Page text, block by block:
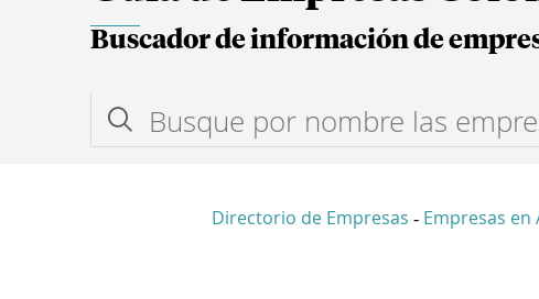
Buscador de información de
Directorio de Empresas - Empresas en